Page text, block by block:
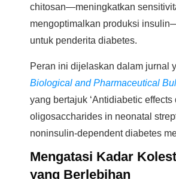
chitosan—meningkatkan
mengoptimalkan produksi
untuk penderita diabetes.
Peran ini dijelaskan dalam jurnal
Biological and Pharmaceutical
yang bertajuk ‘Antidiabetic effects
oligosaccharides in neonatal
noninsulin-dependent diabetes
Mengatasi Kadar
yang Berlebihan